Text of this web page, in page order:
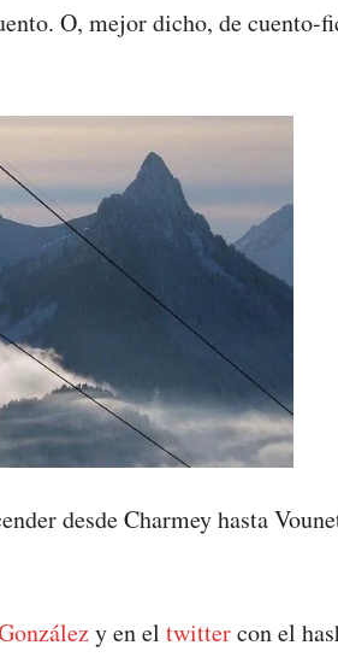
O, mejor dicho, de cuento-
desde Charmey hasta
y en el twittercon el